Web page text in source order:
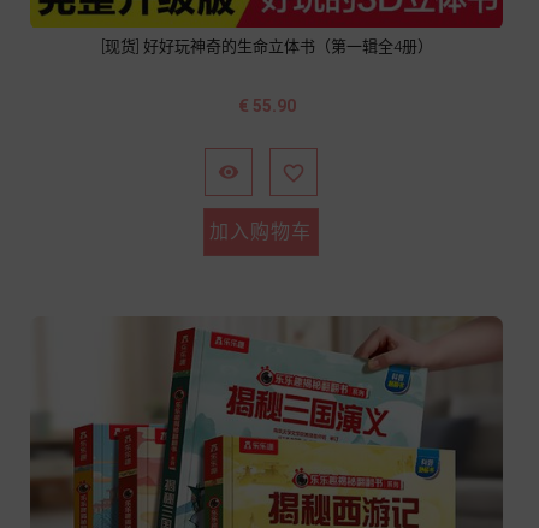
[现货] 好好玩神奇的生命立体书（第一辑全4册）
价
€ 55.90
 
加入购物车